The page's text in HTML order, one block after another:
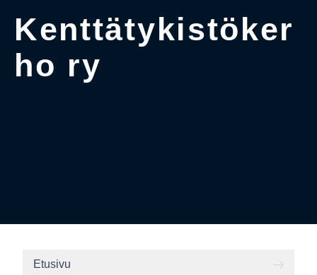
Kenttätykistöker
ho ry
Etusivu